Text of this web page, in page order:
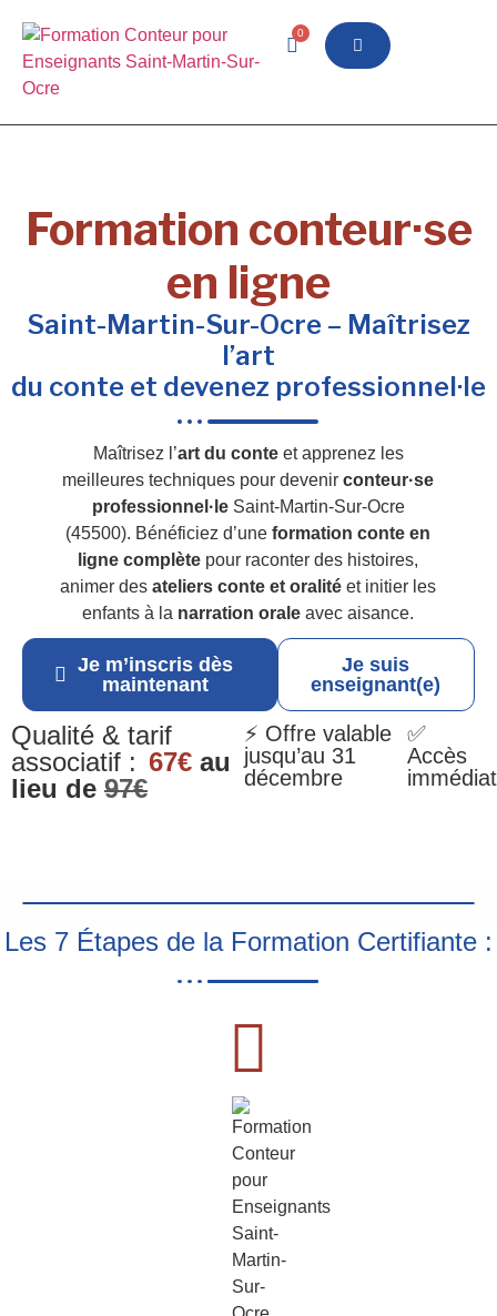
0
Formation conteur·se
en ligne
Saint-Martin-Sur-Ocre – Maîtrisez
l’art
du conte et devenez professionnel·le
Maîtrisez l’art du conteet apprenez les
meilleures techniques pour devenirconteur·se
professionnel·leSaint-Martin-Sur-Ocre
(45500). Bénéficiez d’uneformation conte en
ligne complète pour raconter des histoires,
animer desateliers conte et oralité et initier les
enfants à la narration orale avec aisance.
Je m’inscris dès
maintenant
Je suis
enseignant(e)
Qualité & tarif
associatif : 67€ au
lieu de 97€
⚡ Offre valable
jusqu’au 31
décembre
✅
Accès
immédiat
Les 7 Étapes de la Formation Certifiante :